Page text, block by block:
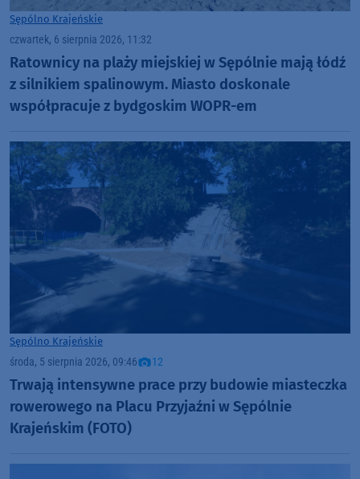
Sępólno Krajeńskie
czwartek, 6 sierpnia 2026, 11:32
Ratownicy na plaży miejskiej w Sępólnie mają łódź
z silnikiem spalinowym. Miasto doskonale
współpracuje z bydgoskim WOPR-em
Sępólno Krajeńskie
środa, 5 sierpnia 2026, 09:46 12
Trwają intensywne prace przy budowie miasteczka
rowerowego na Placu Przyjaźni w Sępólnie
Krajeńskim (FOTO)